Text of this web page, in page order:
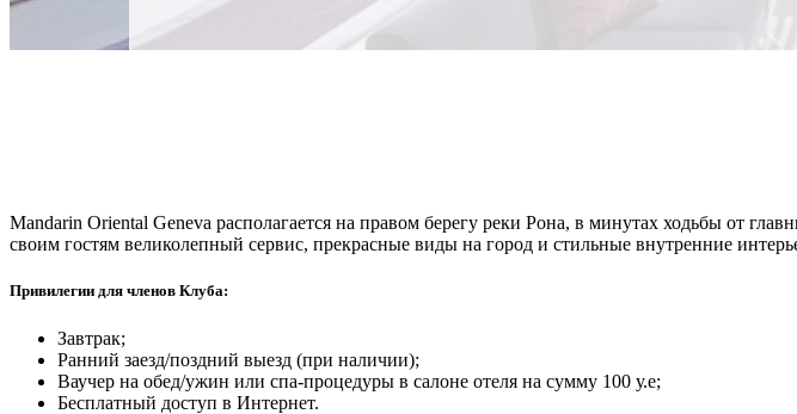
Mandarin Oriental Geneva располагается на правом берегу реки Рона, в минутах ходьбы от
своим гостям великолепный сервис, прекрасные виды на город и стильные внутренние
Привилегии для членов Клуба:
Завтрак;
Ранний заезд/поздний выезд (при наличии);
Ваучер на обед/ужин или спа-процедуры в салоне отеля на сумму 100 у.е;
Бесплатный доступ в Интернет.